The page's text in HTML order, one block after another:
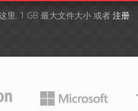
里. 1 GB 最大文件大小 或者 注册